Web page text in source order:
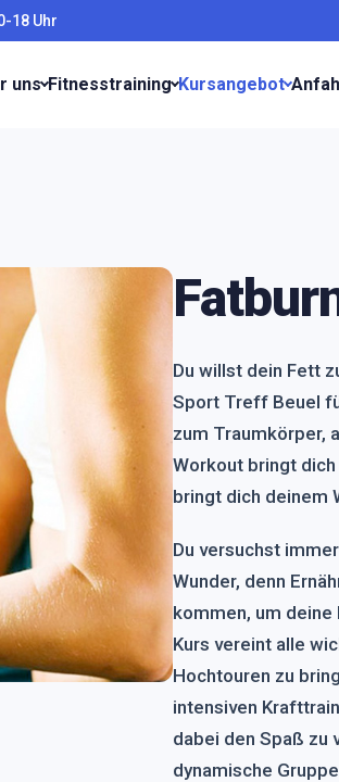
18 Uhr
uns Fitnesstraining Kursangebot
Du willst dein Fett
Sport Treff Beuel
zum Traumkörper,
Workout bringt
bringt dich deinem
Du versuchst
Wunder, denn
kommen, um
Kurs vereint alle
Hochtouren zu
intensiven
dabei den Spaß zu
dynamische